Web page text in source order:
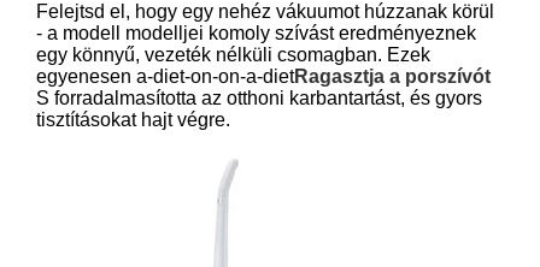
Felejtsd el, hogy egy nehéz vákuumot húzzanak körül
- a modell modelljei komoly szívást eredményeznek
egy könnyű, vezeték nélküli csomagban. Ezek
egyenesen a-diet-on-on-a-dietRagasztja a porszívót
S forradalmasította az otthoni karbantartást, és gyors
tisztításokat hajt végre.